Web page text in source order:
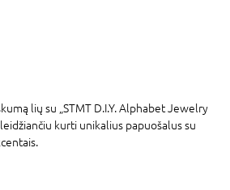
lių su „STMT D.I.Y. Alphabet Jewelry
kurti unikalius papuošalus su